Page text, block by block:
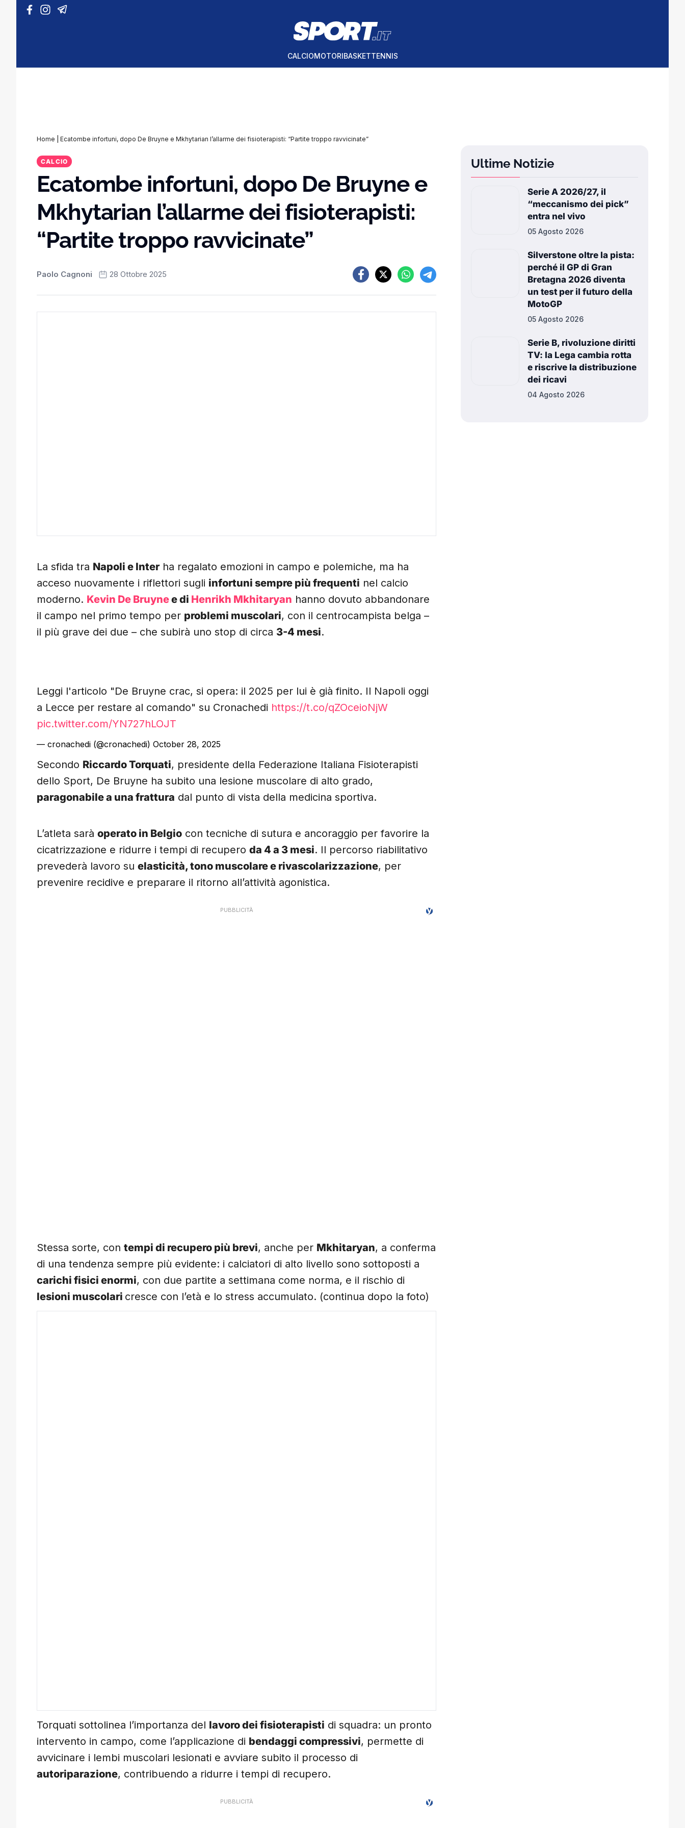
Vai al contenuto
CALCIOMOTORIBASKETTENNIS
Home Ecatombe infortuni, dopo De Bruyne e Mkhytarian l’allarme dei fisioterapisti: “Partite troppo ravvicinate”
CALCIO
Ecatombe infortuni, dopo De Bruyne e
Mkhytarian l’allarme dei fisioterapisti:
“Partite troppo ravvicinate”
Paolo Cagnoni 28 Ottobre 2025
La sfida tra Napoli e Inter ha regalato emozioni in campo e polemiche, ma ha
acceso nuovamente i riflettori sugli infortuni sempre più frequenti nel calcio
moderno. Kevin De Bruynee di Henrikh Mkhitaryan hanno dovuto abbandonare
il campo nel primo tempo per problemi muscolari, con il centrocampista belga –
il più grave dei due – che subirà uno stop di circa 3-4 mesi.
Leggi l'articolo "De Bruyne crac, si opera: il 2025 per lui è già finito. Il Napoli oggi
a Lecce per restare al comando" su Cronachedi https://t.co/qZOceioNjW
pic.twitter.com/YN727hLOJT
— cronachedi (@cronachedi) October 28, 2025
Secondo Riccardo Torquati, presidente della Federazione Italiana Fisioterapisti
dello Sport, De Bruyne ha subito una lesione muscolare di alto grado,
paragonabile a una frattura dal punto di vista della medicina sportiva.
L’atleta sarà operato in Belgio con tecniche di sutura e ancoraggio per favorire la
cicatrizzazione e ridurre i tempi di recupero da 4 a 3 mesi. Il percorso riabilitativo
prevederà lavoro su elasticità, tono muscolare e rivascolarizzazione, per
prevenire recidive e preparare il ritorno all’attività agonistica.
Stessa sorte, con tempi di recupero più brevi, anche per Mkhitaryan, a conferma
di una tendenza sempre più evidente: i calciatori di alto livello sono sottoposti a
carichi fisici enormi, con due partite a settimana come norma, e il rischio di
lesioni muscolari cresce con l’età e lo stress accumulato. (continua dopo la foto)
Torquati sottolinea l’importanza del lavoro dei fisioterapisti di squadra: un pronto
intervento in campo, come l’applicazione di bendaggi compressivi, permette di
avvicinare i lembi muscolari lesionati e avviare subito il processo di
autoriparazione, contribuendo a ridurre i tempi di recupero.
Ultime Notizie
Serie A 2026/27, il
“meccanismo dei pick”
entra nel vivo
05 Agosto 2026
Silverstone oltre la pista:
perché il GP di Gran
Bretagna 2026 diventa
un test per il futuro della
MotoGP
05 Agosto 2026
Serie B, rivoluzione diritti
TV: la Lega cambia rotta
e riscrive la distribuzione
dei ricavi
04 Agosto 2026